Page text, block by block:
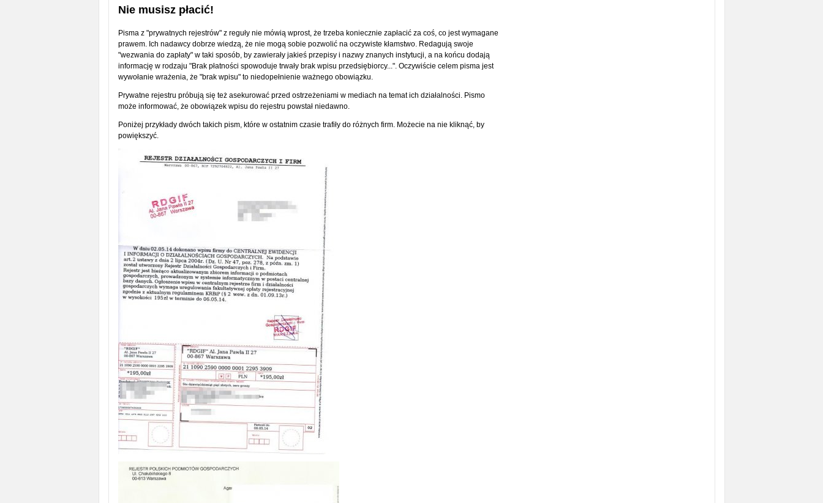
Nie musisz płacić!
Pisma z "prywatnych rejestrów" z reguły nie mówią wprost, że trzeba koniecznie zapłacić za coś, co jest wymagane
prawem. Ich nadawcy dobrze wiedzą, że nie mogą sobie pozwolić na oczywiste kłamstwo. Redagują swoje
"wezwania do zapłaty" w taki sposób, by zawierały jakieś przepisy i nazwy znanych instytucji, a na końcu dodają
informację w rodzaju "Brak płatności spowoduje trwały brak wpisu przedsiębiorcy...". Oczywiście celem pisma jest
wywołanie wrażenia, że "brak wpisu" to niedopełnienie ważnego obowiązku.
Prywatne rejestru próbują się też asekurować przed ostrzeżeniami w mediach na temat ich działalności. Pismo
może informować, że obowiązek wpisu do rejestru powstał niedawno.
Poniżej przykłady dwóch takich pism, które w ostatnim czasie trafiły do różnych firm. Możecie na nie kliknąć, by
powiększyć.